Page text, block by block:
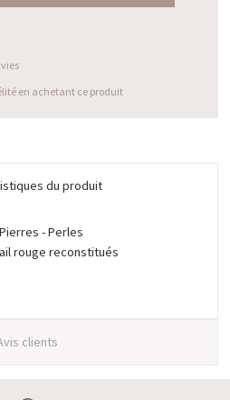
en achetant ce produit
du produit
- Perles
rouge reconstitués
clients